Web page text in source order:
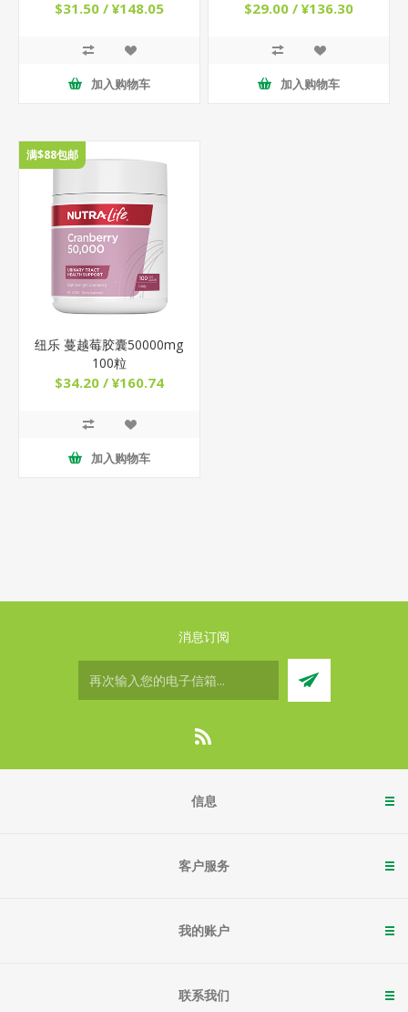
$31.50 / ¥148.05
加入购物车
$29.00 / ¥136.30
加入购物车
满$88包邮
纽乐 蔓越莓胶囊50000mg
100粒
$34.20 / ¥160.74
加入购物车
消息订阅
信息
客户服务
我的账户
联系我们